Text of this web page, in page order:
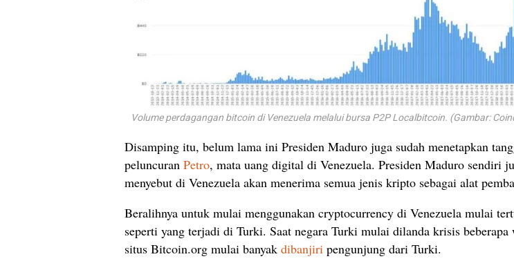
Volume perdagangan bitcoin di Venezuela melalui bursa P2P Localbitcoin. (Gambar:
Disamping itu, belum lama ini Presiden Maduro juga sudah menetapkan
peluncuran Petro, mata uang digital di Venezuela. Presiden Maduro sendiri
menyebut di Venezuela akan menerima semua jenis kripto sebagai alat
Beralihnya untuk mulai menggunakan cryptocurrency di Venezuela mulai
seperti yang terjadi di Turki. Saat negara Turki mulai dilanda krisis beberapa
situs Bitcoin.org mulai banyak dibanjiri pengunjung dari Turki.